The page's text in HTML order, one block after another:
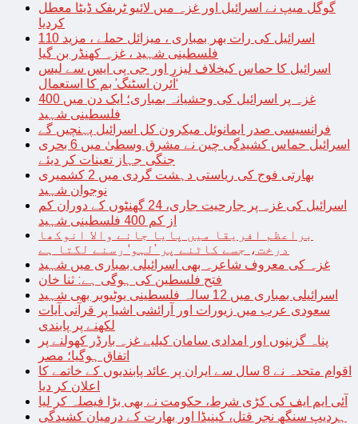
گوگل میپ نے اسرائیل اور غزہ میں لائیو ٹریفک ڈیٹا معطل
کردیا
اسرائیل کی رات بھر بمباری ، میزائل حملے ، مزید 110
فلسطینی شہید ، غزہ کھنڈر بن گیا
اسرائیل کا حماس کیخلاف لیزر اور جی پی ایس سے لیس
‘آئرن اسٹنگ’ بم کا استعمال
غزہ پر اسرائیل کی وحشیانہ بمباری؛ ایک دن میں 400
فلسطینی شہید
فرانسیسی صدر ایمانوئل میکرون کل اسرائیل پہنچیں گے
اسرائیل حماس کشیدگی چین نے مشرق وسطیٰ میں 6 بحری
جنگی جہاز تعینات کر دیئے
بھارتی فوج کی ریاستی دہشت گردی میں 2 کشمیری
نوجوان شہید
اسرائیل کی غزہ پر جارحیت جاری، 24 گھنٹوں کے دوران کم
از کم 400 فلسطینی شہید
براعظم افریقا میں پایا جانے والا انوکھا
درخت، جسے کاٹنے پر ’لہو‘ رسنے لگتا ہے
غزہ کی معروف شاعرہ بھی اسرائیلی بمباری میں شہید
فتح فلسطین کی ہوگی ہے: ثنا خان
اسرائیلی بمباری میں 12 سالہ فلسطینی یوٹیوبر بھی شہید
سعودی عرب میں زیورات اور آرائشی اشیا پر قرآنی آیات
لکھنے پر پابندی
پناہ گزینوں اور امدادی سامان کیلیے غزہ بارڈر کھولنے پر
اتفاق ہوگیا؛ مصر
اقوام متحدہ نے 8 سال سے ایران پر عائد پابندیوں کے خاتمے کا
اعلان کر دیا
آئی ایم ایف کی کڑی شرط، حکومت نے بھی بڑا فیصلہ کر لیا
ہردیپ سنگھ نجر قتل، کینیڈا اور بھارت کے درمیان کشیدگی